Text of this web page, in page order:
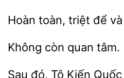
toàn, để
Không
Sau đó, Tô Quốc